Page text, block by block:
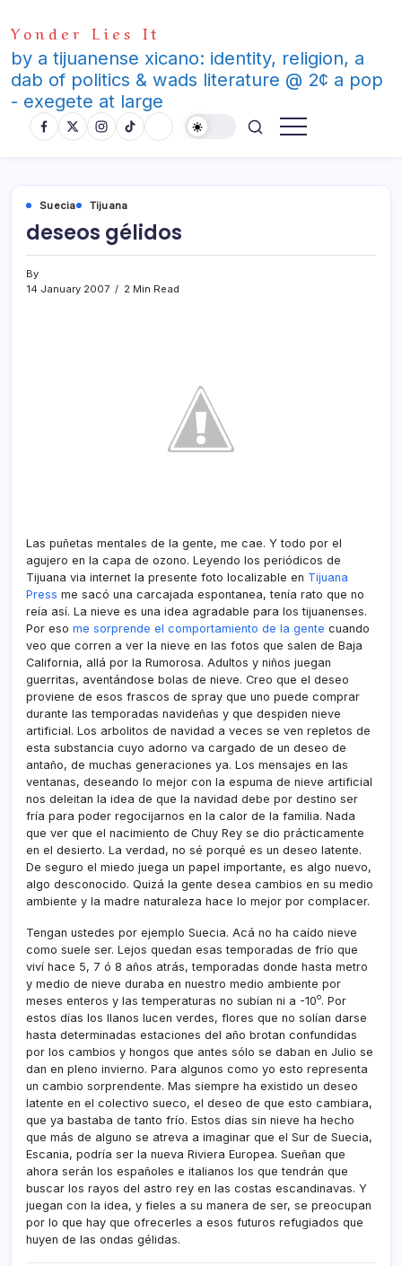
to
content
Yonder Lies It
by a tijuanense xicano: identity, religion, a
dab of politics & wads literature @ 2¢ a pop
- exegete at large
Suecia Tijuana
deseos gélidos
By
14 January 2007
2 Min Read
Las puñetas mentales de la gente, me cae. Y todo por el
agujero en la capa de ozono. Leyendo los periódicos de
Tijuana via internet la presente foto localizable en Tijuana
Press me sacó una carcajada espontanea, tení­a rato que no
reí­a así­. La nieve es una idea agradable para los tijuanenses.
Por eso me sorprende el comportamiento de la gente cuando
veo que corren a ver la nieve en las fotos que salen de Baja
California, allá por la Rumorosa. Adultos y niños juegan
guerritas, aventándose bolas de nieve. Creo que el deseo
proviene de esos frascos de spray que uno puede comprar
durante las temporadas navideñas y que despiden nieve
artificial. Los arbolitos de navidad a veces se ven repletos de
esta substancia cuyo adorno va cargado de un deseo de
antaño, de muchas generaciones ya. Los mensajes en las
ventanas, deseando lo mejor con la espuma de nieve artificial
nos deleitan la idea de que la navidad debe por destino ser
frí­a para poder regocijarnos en la calor de la familia. Nada
que ver que el nacimiento de Chuy Rey se dio prácticamente
en el desierto. La verdad, no sé porqué es un deseo latente.
De seguro el miedo juega un papel importante, es algo nuevo,
algo desconocido. Quizá la gente desea cambios en su medio
ambiente y la madre naturaleza hace lo mejor por complacer.
Tengan ustedes por ejemplo Suecia. Acá no ha caí­do nieve
como suele ser. Lejos quedan esas temporadas de frí­o que
viví­ hace 5, 7 ó 8 años atrás, temporadas donde hasta metro
y medio de nieve duraba en nuestro medio ambiente por
meses enteros y las temperaturas no subí­an ni a -10o. Por
estos dí­as los llanos lucen verdes, flores que no solí­an darse
hasta determinadas estaciones del año brotan confundidas
por los cambios y hongos que antes sólo se daban en Julio se
dan en pleno invierno. Para algunos como yo esto representa
un cambio sorprendente. Mas siempre ha existido un deseo
latente en el colectivo sueco, el deseo de que esto cambiara,
que ya bastaba de tanto frí­o. Estos dí­as sin nieve ha hecho
que más de alguno se atreva a imaginar que el Sur de Suecia,
Escania, podrí­a ser la nueva Riviera Europea. Sueñan que
ahora serán los españoles e italianos los que tendrán que
buscar los rayos del astro rey en las costas escandinavas. Y
juegan con la idea, y fieles a su manera de ser, se preocupan
por lo que hay que ofrecerles a esos futuros refugiados que
huyen de las ondas gélidas.